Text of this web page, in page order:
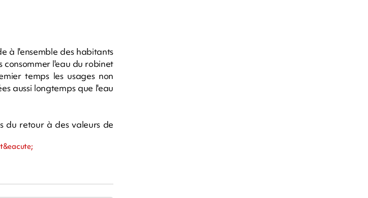
à l'ensemble des habitants
l'eau du robinet
temps les usages non
aussi longtemps que l'eau
du retour à des valeurs de